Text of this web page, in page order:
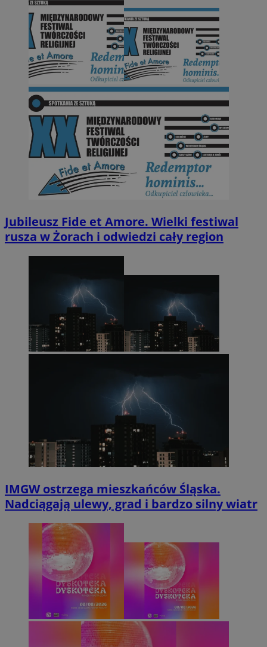
Jubileusz Fide et Amore. Wielki festiwal
rusza w Żorach i odwiedzi cały region
IMGW ostrzega mieszkańców Śląska.
Nadciągają ulewy, grad i bardzo silny wiatr